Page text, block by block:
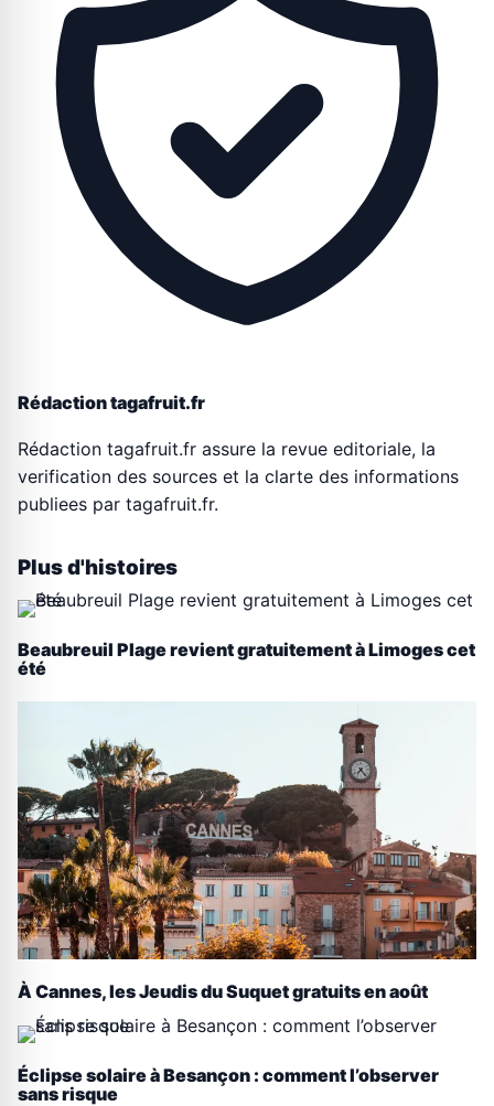
Rédaction tagafruit.fr
Rédaction tagafruit.fr assure la revue editoriale, la
verification des sources et la clarte des informations
publiees par tagafruit.fr.
Plus d'histoires
Beaubreuil Plage revient gratuitement à Limoges cet
été
À Cannes, les Jeudis du Suquet gratuits en août
Éclipse solaire à Besançon : comment l’observer
sans risque